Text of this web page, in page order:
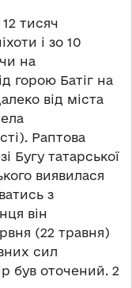
тисяч
і зо 10
на
горою Батіг на
від міста
Раптова
Бугу татарської
виявилася
з
він
(22 травня)
сил
був оточений. 2